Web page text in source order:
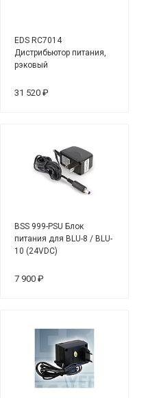
EDS RC7014
Дистрибьютор питания,
рэковый
31 520 ₽
BSS 999-PSU Блок
питания для BLU-8 / BLU-
10 (24VDC)
7 900 ₽